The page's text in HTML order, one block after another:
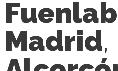
Madrid,